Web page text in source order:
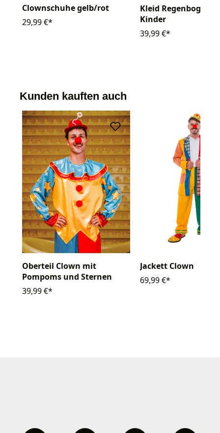
Clownschuhe gelb/rot
29,99 €*
Kleid Regenbogen
Kinder
39,99 €*
Kunden kauften auch
Oberteil Clown mit
Pompoms und Sternen
39,99 €*
Jackett Clown
69,99 €*